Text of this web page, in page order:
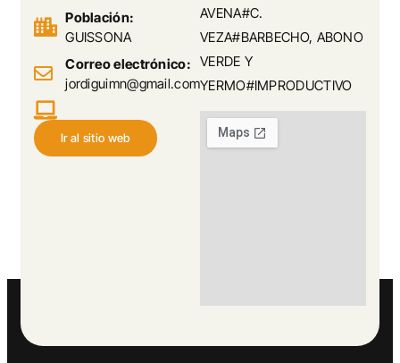
AVENA#C.
VEZA#BARBECHO, ABONO
VERDE Y
YERMO#IMPRODUCTIVO
Población:
GUISSONA
Correo electrónico:
jordiguimn@gmail.com
Ir al sitio web